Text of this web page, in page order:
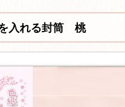
入れる封筒 桃